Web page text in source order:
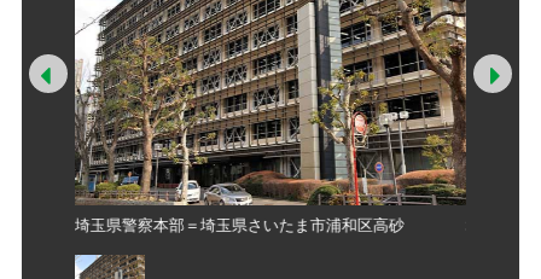
埼玉県警察本部＝埼玉県さいたま市浦和区高砂
Prev